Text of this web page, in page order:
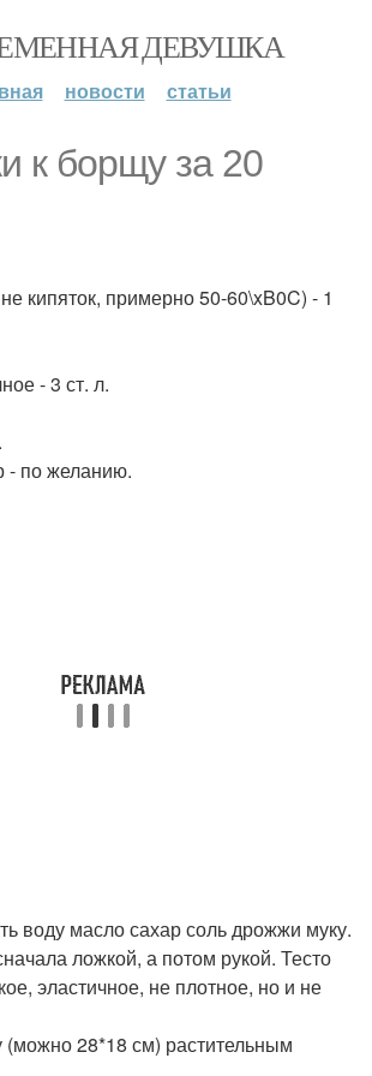
ДЕВУШКА
новости статьи
к борщу за 20
кипяток, примерно 50-60\xB0C) - 1
- 3 ст. л.
- по желанию.
воду масло сахар соль дрожжи муку.
ложкой, а потом рукой. Тесто
эластичное, не плотное, но и не
28*18 см) растительным